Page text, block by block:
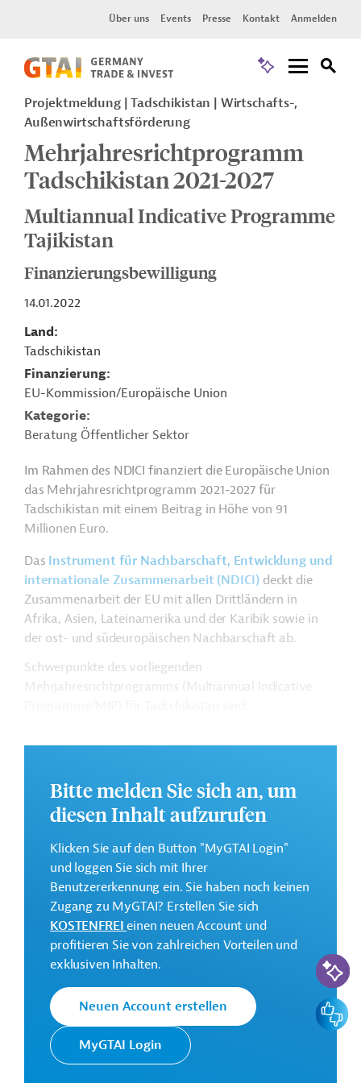
Über uns Events Presse Kontakt Anmelden
Projektmeldung Tadschikistan
Wirtschafts-,
Außenwirtschaftsförderung
Mehrjahresrichtprogramm
Tadschikistan 2021-2027
Multiannual Indicative Programme
Tajikistan
Finanzierungsbewilligung
14.01.2022
Land
Tadschikistan
Finanzierung
EU-Kommission/Europäische Union
Kategorie
Beratung Öffentlicher Sektor
Im Rahmen des NDICI finanziert die Europäische Union
das Mehrjahresrichtprogramm 2021-2027 für
Tadschikistan mit einem Beitrag in Höhe von 91
Millionen Euro.
Das Instrument für Nachbarschaft, Entwicklung und
internationale Zusammenarbeit (NDICI) deckt die
Zusammenarbeit der EU mit allen Drittländern in
Afrika, Asien, Lateinamerika und der Karibik sowie in
der ost- und südeuropäischen Nachbarschaft ab.
Schwerpunkte des vorliegenden
Mehrjahresrichtprogramms (Multiannual Indicative
kohlenstoffarmer Technologien;
Menschliche Entwicklung, insbesondere die
Gesundheitsversorgung;
Effiziente und klimaresistente Bewirtschaftung der
natürlichen Ressourcen, insbesondere Entwicklung
und Umsetzung einer soliden Umweltschutzpolitik.
Weitere Informationen über das
Mehrjahresrichtprogramm finden Sie in dem
Originaldokument, das zum Download bereitsteht.
Bei Fragen wenden Sie sich bitte an das Brüsseler Büro
von Germany Trade & Invest unter bruessel@gtai.de.
Gesamtkosten:
Bitte melden Sie sich an, um
diesen Inhalt aufzurufen
Klicken Sie auf den Button "MyGTAI Login"
und loggen Sie sich mit Ihrer
Benutzererkennung ein. Sie haben noch keinen
Zugang zu MyGTAI? Erstellen Sie sich
KOSTENFREIeinen neuen Account und
profitieren Sie von zahlreichen Vorteilen und
exklusiven Inhalten.
Neuen Account erstellen
MyGTAI Login
KI-